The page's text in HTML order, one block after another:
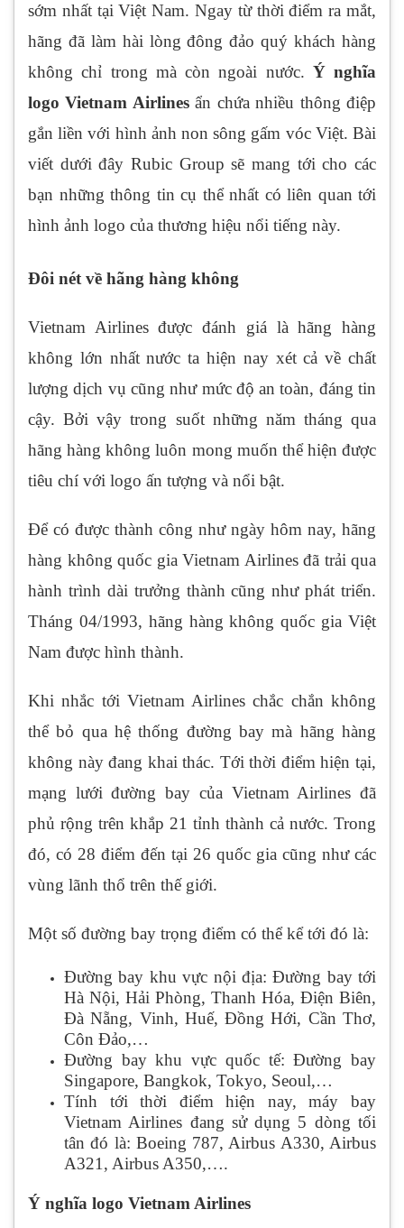
sớm nhất tại Việt Nam. Ngay từ thời điểm ra mắt,
hãng đã làm hài lòng đông đảo quý khách hàng
không chỉ trong mà còn ngoài nước. Ý nghĩa
logo Vietnam Airlinesẩn chứa nhiều thông điệp
gắn liền với hình ảnh non sông gấm vóc Việt. Bài
viết dưới đây Rubic Group sẽ mang tới cho các
bạn những thông tin cụ thể nhất có liên quan tới
hình ảnh logo của thương hiệu nổi tiếng này.
Đôi nét về hãng hàng không
Vietnam Airlines được đánh giá là hãng hàng
không lớn nhất nước ta hiện nay xét cả về chất
lượng dịch vụ cũng như mức độ an toàn, đáng tin
cậy. Bởi vậy trong suốt những năm tháng qua
hãng hàng không luôn mong muốn thể hiện được
tiêu chí với logo ấn tượng và nổi bật.
Để có được thành công như ngày hôm nay, hãng
hàng không quốc gia Vietnam Airlines đã trải qua
hành trình dài trưởng thành cũng như phát triển.
Tháng 04/1993, hãng hàng không quốc gia Việt
Nam được hình thành.
Khi nhắc tới Vietnam Airlines chắc chắn không
thể bỏ qua hệ thống đường bay mà hãng hàng
không này đang khai thác. Tới thời điểm hiện tại,
mạng lưới đường bay của Vietnam Airlines đã
phủ rộng trên khắp 21 tỉnh thành cả nước. Trong
đó, có 28 điểm đến tại 26 quốc gia cũng như các
vùng lãnh thổ trên thế giới.
Một số đường bay trọng điểm có thể kể tới đó là:
Đường bay khu vực nội địa: Đường bay tới
Hà Nội, Hải Phòng, Thanh Hóa, Điện Biên,
Đà Nẵng, Vinh, Huế, Đồng Hới, Cần Thơ,
Côn Đảo,…
Đường bay khu vực quốc tế: Đường bay
Singapore, Bangkok, Tokyo, Seoul,…
Tính tới thời điểm hiện nay, máy bay
Vietnam Airlines đang sử dụng 5 dòng tối
tân đó là: Boeing 787, Airbus A330, Airbus
A321, Airbus A350,….
Ý nghĩa logo Vietnam Airlines